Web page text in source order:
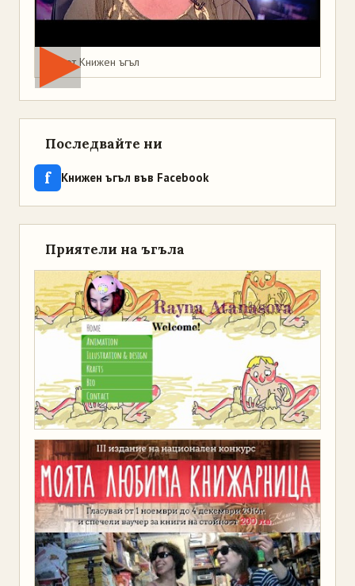
Мая от Книжен ъгъл
Последвайте ни
f Книжен ъгъл във Facebook
Приятели на ъгъла